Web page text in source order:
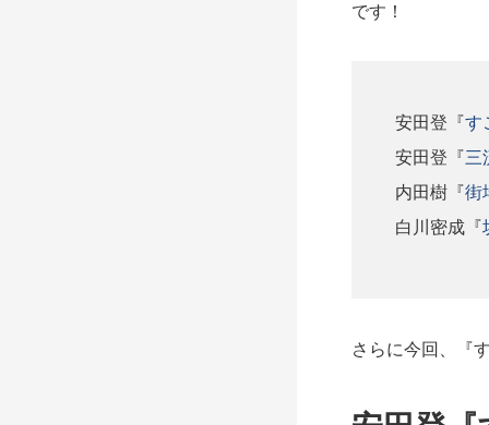
です！
安田登『す
安田登『三
内田樹『街
白川密成『
さらに今回、『